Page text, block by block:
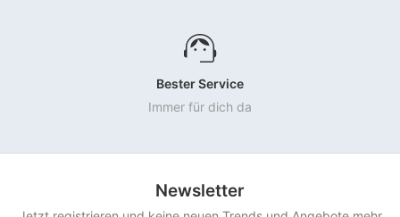
Bester Service
Immer für dich da
Newsletter